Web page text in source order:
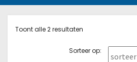
Toont alle 2 resultaten
Sorteer op: